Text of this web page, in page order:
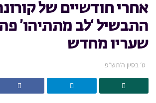
אחרי חודשיים של
התבשיל ‘לב מתתיהו’
שעריו מחדש
ט׳ בסיון ה׳תש״פ